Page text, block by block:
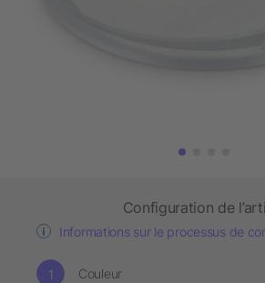
Configuration de
Informations sur le processus de
Couleur